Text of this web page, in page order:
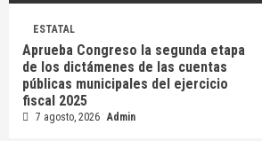
ESTATAL
Aprueba Congreso la segunda etapa
de los dictámenes de las cuentas
públicas municipales del ejercicio
fiscal 2025
7 agosto, 2026 Admin